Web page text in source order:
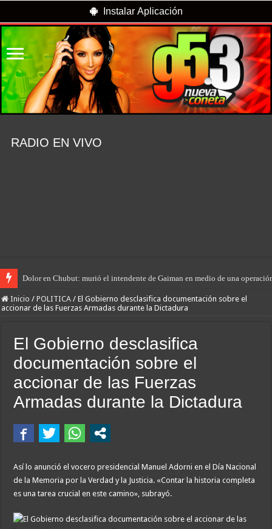
Instalar Aplicación
RADIO EN VIVO
Dolor en Chubut: murió el intendente de Gaiman en medio de una
Inicio / POLITICA / El Gobierno desclasifica documentación sobre el
accionar de las Fuerzas Armadas durante la Dictadura
El Gobierno desclasifica
documentación sobre el
accionar de las Fuerzas
Armadas durante la Dictadura
Así lo anunció el vocero presidencial Manuel Adorni en el Día Nacional
de la Memoria por la Verdad y la Justicia. «Contar la historia completa
es una tarea crucial en este camino», subrayó.